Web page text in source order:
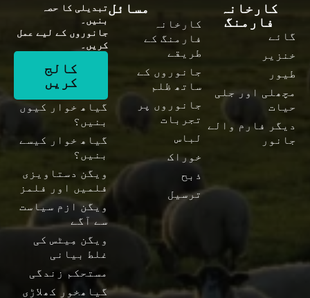
کارخانہ
فارمنگ
گائے
خنزیر
طیور
مچھلی اور جلی
حیات
دیگر فارم والے
جانور
مسائل
کارخانہ
فارمنگ کے
طریقے
جانوروں کے
ساتھ ظلم
جانوروں پر
تجربات
لباس
خوراک
ذبح
ترسیل
تبدیلی کا حصہ
بنیں۔
جانوروں کے لیے عمل
کریں۔
کالج
کریں
گیاھ خوار کیوں
بنیں؟
گیاھ خوار کیسے
بنیں؟
ویگن دستاویزی
فلمیں اور فلمز
ویگن ازم سیاست
سے آگے
ویگن مِیٹس کی
غلط بیانی
مستحکم زندگی
گیاھخور کھلاڑی